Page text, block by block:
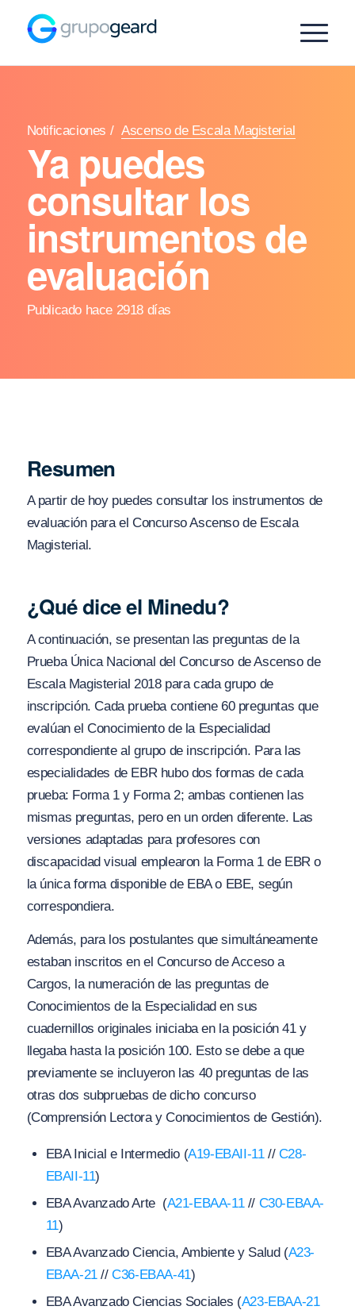
Notificaciones / Ascenso de Escala Magisterial
Ya puedes
consultar los
instrumentos de
evaluación
Publicado hace 2918 días
Resumen
A partir de hoy puedes consultar los instrumentos de
evaluación para el Concurso Ascenso de Escala
Magisterial.
¿Qué dice el Minedu?
A continuación, se presentan las preguntas de la
Prueba Única Nacional del Concurso de Ascenso de
Escala Magisterial 2018 para cada grupo de
inscripción. Cada prueba contiene 60 preguntas que
evalúan el Conocimiento de la Especialidad
correspondiente al grupo de inscripción. Para las
especialidades de EBR hubo dos formas de cada
prueba: Forma 1 y Forma 2; ambas contienen las
mismas preguntas, pero en un orden diferente. Las
versiones adaptadas para profesores con
discapacidad visual emplearon la Forma 1 de EBR o
la única forma disponible de EBA o EBE, según
correspondiera.
Además, para los postulantes que simultáneamente
estaban inscritos en el Concurso de Acceso a
Cargos, la numeración de las preguntas de
Conocimientos de la Especialidad en sus
cuadernillos originales iniciaba en la posición 41 y
llegaba hasta la posición 100. Esto se debe a que
previamente se incluyeron las 40 preguntas de las
otras dos subpruebas de dicho concurso
(Comprensión Lectora y Conocimientos de Gestión).
EBA Inicial e Intermedio (A19-EBAII-11// C28-
EBAII-11)
EBA Avanzado Arte (A21-EBAA-11// C30-EBAA-
11)
EBA Avanzado Ciencia, Ambiente y Salud (A23-
EBAA-21//C36-EBAA-41)
EBA Avanzado Ciencias Sociales (A23-EBAA-21